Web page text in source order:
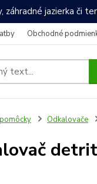
záhradné jazierka či
Obchodné
Odkalovače